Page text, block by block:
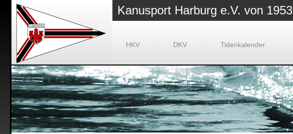
Kanusport Harburg e.V. von 1953
HKV DKV Tidenkalender